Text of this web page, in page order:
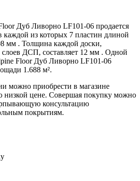
Дуб Ливорно LF101-06 продается
каждой из которых 7 пластин длиной
мм . Толщина каждой доски,
слоев ДСП, составляет 12 мм . Одной
Floor Дуб Ливорно LF101-06
1.688 м².
можно приобрести в магазине
цене. Совершая покупку можно
консультацию
покрытиям.